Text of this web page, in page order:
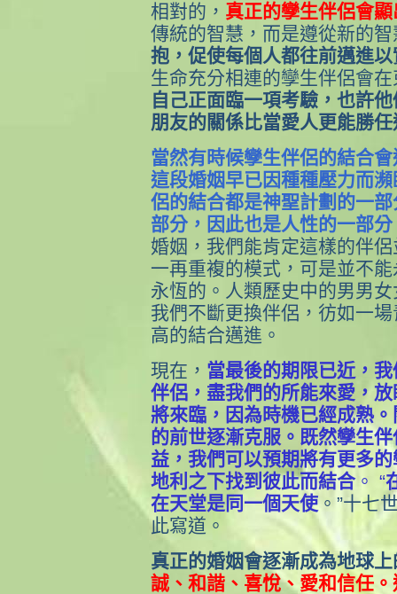
相對的， 真正的孿生伴侶會
傳統的智慧，而是遵從新的
抱，促使每個人都往前邁進
生命充分相連的孿生伴侶會
自己正面臨一項考驗，也許
朋友的關係比當愛人更能勝
當然有時候孿生伴侶的結合
這段婚姻早已因種種壓力而
侶的結合都是神聖計劃的一部
部分，因此也是人性的一部分
婚姻，我們能肯定這樣的伴
一再重複的模式，可是並不
永恆的。人類歷史中的男男
我們不斷更換伴侶，彷如一
高的結合邁進。
現在， 當最後的期限已近，
伴侶，盡我們的所能來愛，
將來臨，因為時機已經成熟
的前世逐漸克服。既然孿生
益，我們可以預期將有更多
地利之下找到彼此而結合。 “
在天堂是同一個天使。”十七
此寫道。
真正的婚姻會逐漸成為地球
誠、和諧、喜悅、愛和信任